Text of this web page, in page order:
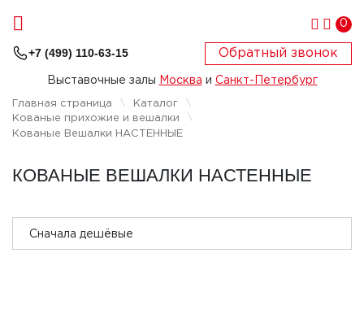
0
+7 (499) 110-63-15 Обратный звонок
Выставочные залы Москва и Санкт-Петербург
Главная страница
Каталог
Кованые прихожие и вешалки
Кованые Вешалки НАСТЕННЫЕ
КОВАНЫЕ ВЕШАЛКИ НАСТЕННЫЕ
Сначала дешёвые